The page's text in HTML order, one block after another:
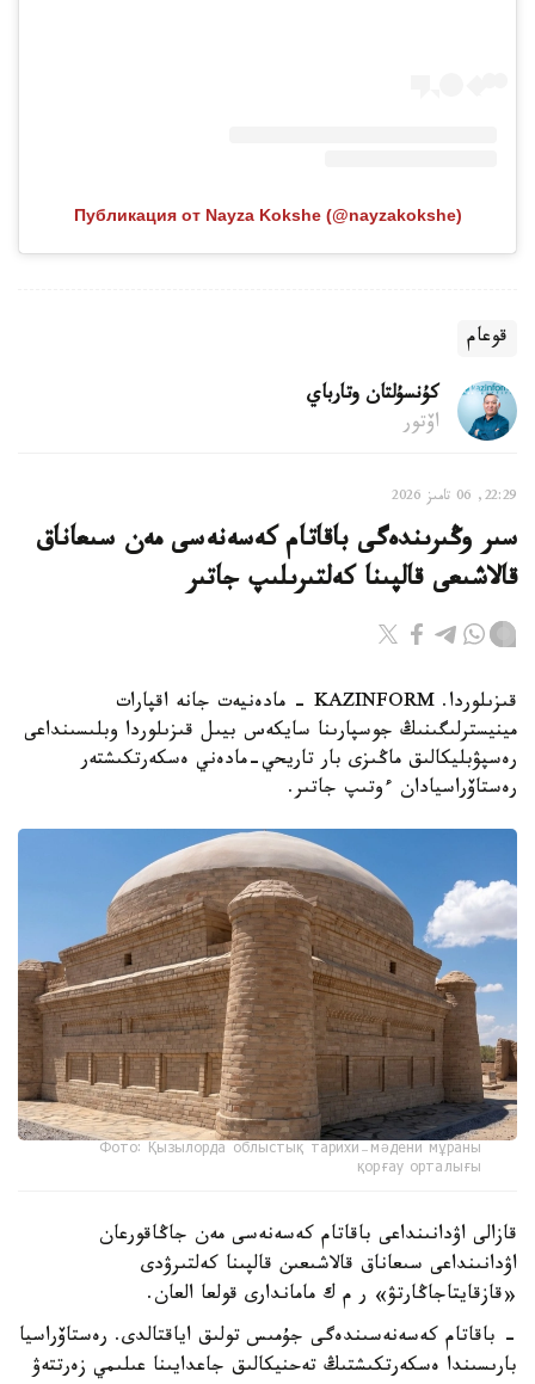
Публикация от Nayza Kokshe (@nayzakokshe)
قوعام
كۇنسۇلتان وتارباي
اۆتور
22:29, 06 تامىز 2026
سىر وڭىرىندەگى باقاتام كەسەنەسى مەن سىعاناق
قالاشىعى قالپىنا كەلتىرىلىپ جاتىر
قىزىلوردا. KAZINFORM - مادەنيەت جانە اقپارات
مينيسترلىگىنىڭ جوسپارىنا سايكەس بيىل قىزىلوردا وبلىسىنداعى
رەسپۋبليكالىق ماڭىزى بار تاريحي-مادەني ەسكەرتكىشتەر
رەستاۆراسيادان ءوتىپ جاتىر.
Фото: Қызылорда облыстық тарихи-мәдени мұраны
қорғау орталығы
قازالى اۋدانىنداعى باقاتام كەسەنەسى مەن جاڭاقورعان
اۋدانىنداعى سىعاناق قالاشىعىن قالپىنا كەلتىرۋدى
«قازقايتاجاڭارتۋ» ر م ك ماماندارى قولعا العان.
- باقاتام كەسەنەسىندەگى جۇمىس تولىق اياقتالدى. رەستاۆراسيا
بارىسىندا ەسكەرتكىشتىڭ تەحنيكالىق جاعدايىنا عىلىمي زەرتتەۋ